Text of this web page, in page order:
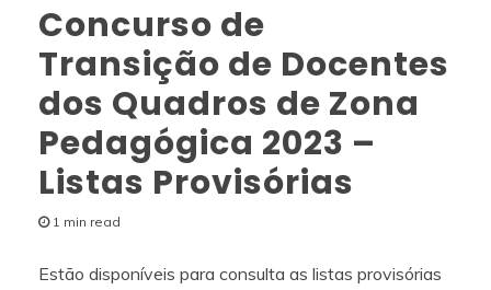
Concurso de
Transição de Docentes
dos Quadros de Zona
Pedagógica 2023 –
Listas Provisórias
1 min read
Estão disponíveis para consulta as listas provisórias